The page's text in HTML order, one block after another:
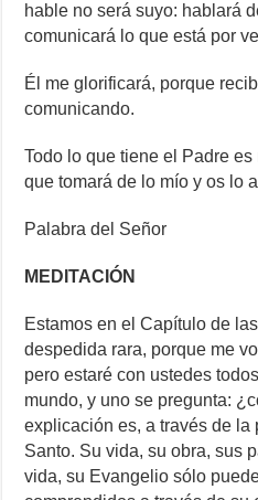
hable no será suyo: hablará
comunicará lo que está por
Él me glorificará, porque
comunicando.
Todo lo que tiene el Padre
que tomará de lo mío y os lo
Palabra del Señor
MEDITACIÓN
Estamos en el Capítulo de
despedida rara, porque me
pero estaré con ustedes
mundo, y uno se pregunta:
explicación es, a través de la
Santo. Su vida, su obra, sus
vida, su Evangelio sólo